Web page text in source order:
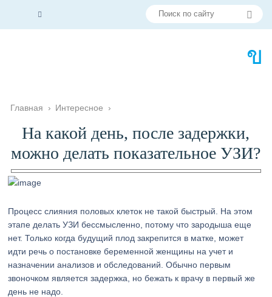
Главная › Интересное ›
На какой день, после задержки,
можно делать показательное УЗИ?
Процесс слияния половых клеток не такой быстрый. На этом
этапе делать УЗИ бессмысленно, потому что зародыша еще
нет. Только когда будущий плод закрепится в матке, может
идти речь о постановке беременной женщины на учет и
назначении анализов и обследований. Обычно первым
звоночком является задержка, но бежать к врачу в первый же
день не надо.